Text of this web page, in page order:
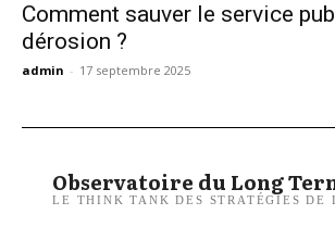
Comment sauver le service
dérosion ?
admin - 17 septembre 2025
Observatoire du Long
LE THINK TANK DES STRATÉGIES DE